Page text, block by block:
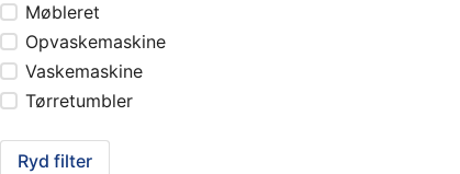
Møbleret
Opvaskemaskine
Vaskemaskine
Tørretumbler
Ryd filter